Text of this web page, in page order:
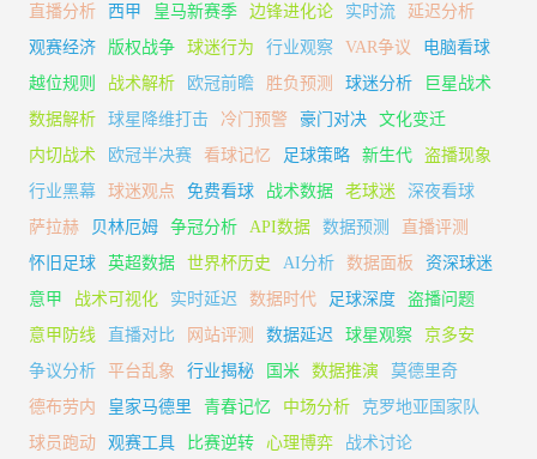
直播分析
西甲 皇马新赛季 边锋进化论 实时流
延迟分析
观赛经济
版权战争 球迷行为 行业观察 VAR争议
电脑看球
越位规则
战术解析 欧冠前瞻 胜负预测 球迷分析
巨星战术
数据解析
球星降维打击 冷门预警 豪门对决
文化变迁
内切战术
欧冠半决赛 看球记忆 足球策略 新生代
盗播现象
行业黑幕
球迷观点 免费看球 战术数据 老球迷
深夜看球
萨拉赫
贝林厄姆 争冠分析 API数据 数据预测
直播评测
怀旧足球
英超数据 世界杯历史 AI分析 数据面板
资深球迷
意甲
战术可视化 实时延迟 数据时代 足球深度
盗播问题
意甲防线
直播对比 网站评测 数据延迟 球星观察
京多安
争议分析
平台乱象 行业揭秘 国米 数据推演
莫德里奇
德布劳内
皇家马德里 青春记忆 中场分析
克罗地亚国家队
球员跑动
观赛工具 比赛逆转 心理博弈
战术讨论